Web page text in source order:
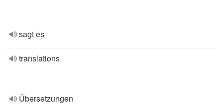
sagt es
translations
Übersetzungen